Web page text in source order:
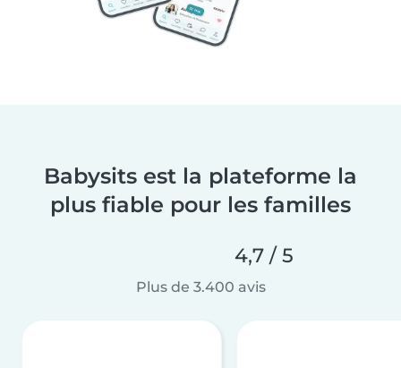
Babysits est la plateforme la
plus fiable pour les familles
4,7 / 5
Plus de 3.400 avis